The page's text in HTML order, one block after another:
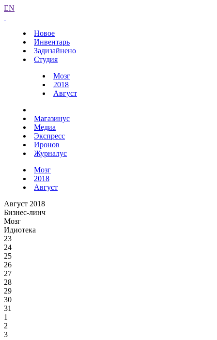
EN
Новое
Инвентарь
Задизайнено
Студия
Мозг
2018
Август
Магазинус
Медиа
Экспресс
Иронов
Журналус
Мозг
2018
Август
Август 2018
Бизнес-линч
Мозг
Идиотека
23
24
25
26
27
28
29
30
31
1
2
3